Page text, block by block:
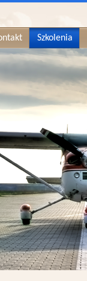
Szkolenia